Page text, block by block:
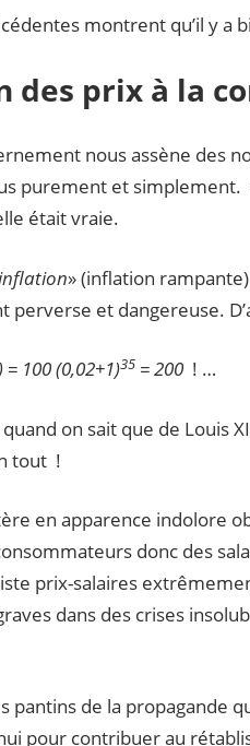
montrent qu’il y a
des prix à la
nous assène des
purement et simplement.
était vraie.
» (inflation
perverse et dangereuse.
100 (0,02+1)35= 200! …
quand on sait que de Louis
tout !
en apparence indolore
donc des
prix-salaires
dans des crises
pantins de la propagande
pour contribuer au